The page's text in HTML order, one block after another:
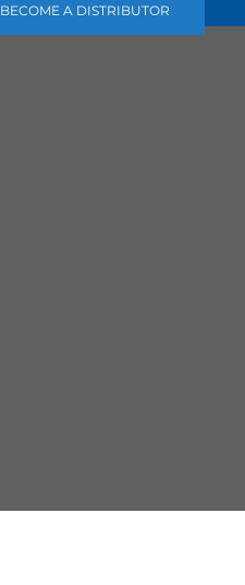
BECOME A DISTRIBUTOR